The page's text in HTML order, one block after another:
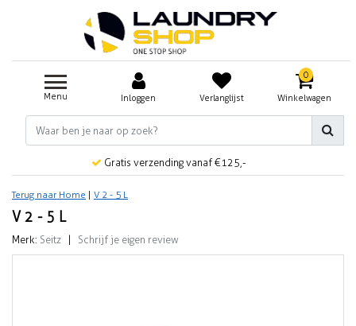
Menu Inloggen Verlanglijst
0
Winkelwagen
Gratis verzending vanaf €125,-
Terug naar Home V 2 - 5 L
V 2 - 5 L
Merk: Seitz Schrijf je eigen review